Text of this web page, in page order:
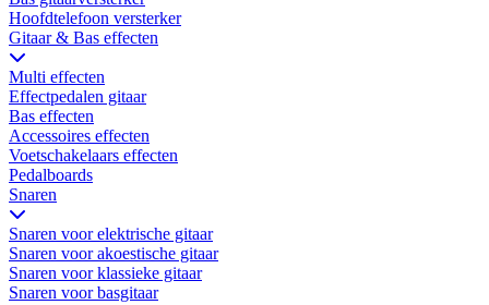
Hoofdtelefoon versterker
Gitaar & Bas effecten
Multi effecten
Effectpedalen gitaar
Bas effecten
Accessoires effecten
Voetschakelaars effecten
Pedalboards
Snaren
Snaren voor elektrische gitaar
Snaren voor akoestische gitaar
Snaren voor klassieke gitaar
Snaren voor basgitaar